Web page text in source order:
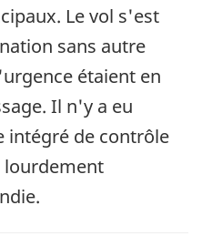
Le vol s'est
sans autre
étaient en
Il n'y a eu
intégré de contrôle
lourdement